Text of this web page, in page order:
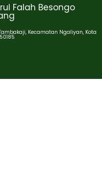
Falah Besongo
Kecamatan Ngaliyan, Kota